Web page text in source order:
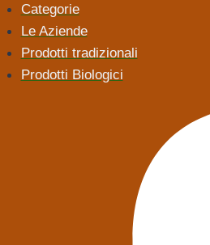
Categorie
Le Aziende
Prodotti tradizionali
Prodotti Biologici